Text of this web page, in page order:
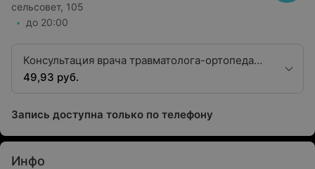
сельсовет, 105
до 20:00
Консультация врача травматолога-ортопеда
высшей квалификационной категории
49,93 руб.
Запись доступна только по телефону
Инфо